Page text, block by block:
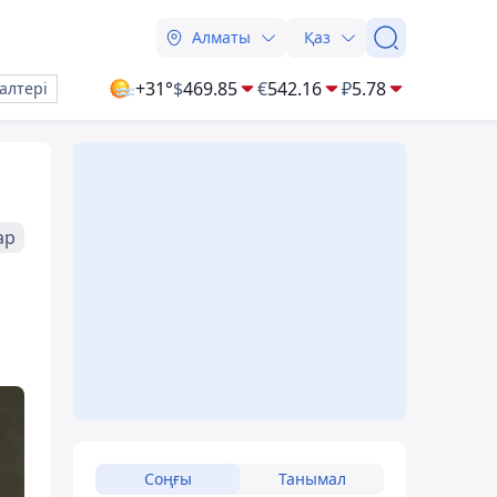
Алматы Қаз
+31°$469.85 €542.16 ₽5.78
Соңғы Танымал